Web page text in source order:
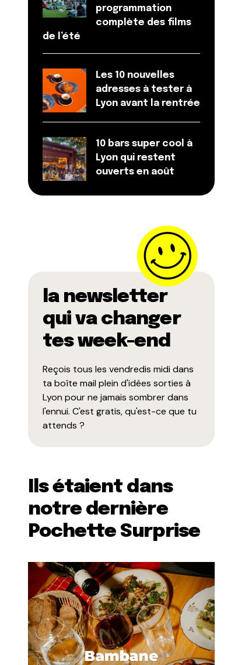
programmation
complète des films
de l’été
Les 10 nouvelles
adresses à tester à
Lyon avant la rentrée
10 bars super cool à
Lyon qui restent
ouverts en août
la newsletter
qui va changer
tes week-end
Reçois tous les vendredis midi dans
ta boîte mail plein d'idées sorties à
Lyon pour ne jamais sombrer dans
l'ennui. C'est gratis, qu'est-ce que tu
attends ?
Ils étaient dans
notre dernière
Pochette Surprise